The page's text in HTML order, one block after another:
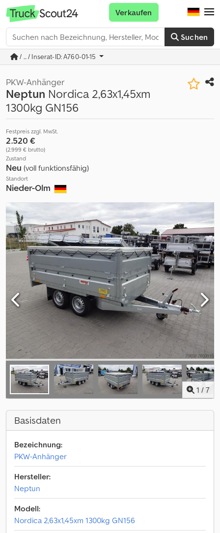
Suchen
Verkaufen
/ ... / Inserat-ID: A760-01-15
PKW-Anhänger
Neptun Nordica 2,63x1,45xm
1300kg GN156
Festpreis zzgl. MwSt.
2.520 €
(2.999 € brutto)
Zustand
Neu (voll funktionsfähig)
Standort
Nieder-Olm
1 / 7
Basisdaten
Bezeichnung:
PKW-Anhänger
Hersteller:
Neptun
Modell:
Nordica 2,63x1,45xm 1300kg GN156